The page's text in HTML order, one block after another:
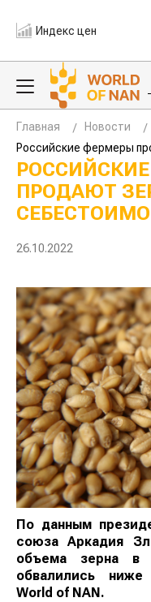
Индекс цен
Главная
Новости
Российские фермеры
ПРОДАЮТ
26.10.2022
По данным
союза Аркадия
объема зерна в
обвалились
World of NAN.